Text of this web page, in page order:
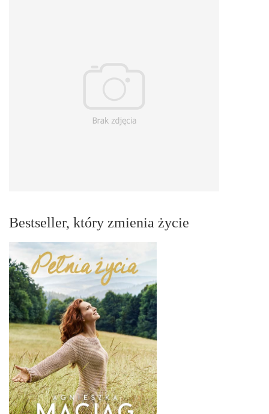
Bestseller, który zmienia życie